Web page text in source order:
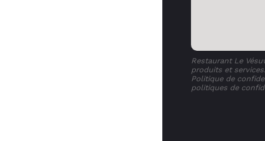
Restaurant Le
produits et
Politique de
politiques de